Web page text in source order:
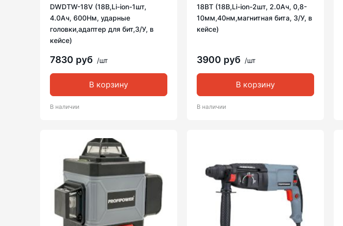
DWDTW-18V (18В,Li-ion-1шт,
4.0Ач, 600Нм, ударные
головки,адаптер для бит,З/У, в
кейсе)
7830 руб /шт
В корзину
В наличии
18BT (18В,Li-ion-2шт, 2.0Ач, 0,8-
10мм,40нм,магнитная бита, З/У, в
кейсе)
3900 руб /шт
В корзину
В наличии